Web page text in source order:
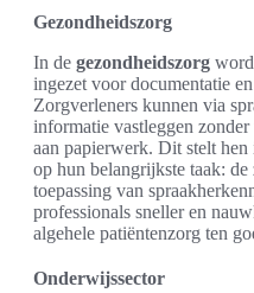
Gezondheidszorg
In de gezondheidszorg
ingezet voor documentatie
Zorgverleners kunnen via
informatie vastleggen
aan papierwerk. Dit stelt hen
op hun belangrijkste taak:
toepassing van
professionals sneller en
algehele patiëntenzorg ten
Onderwijssector